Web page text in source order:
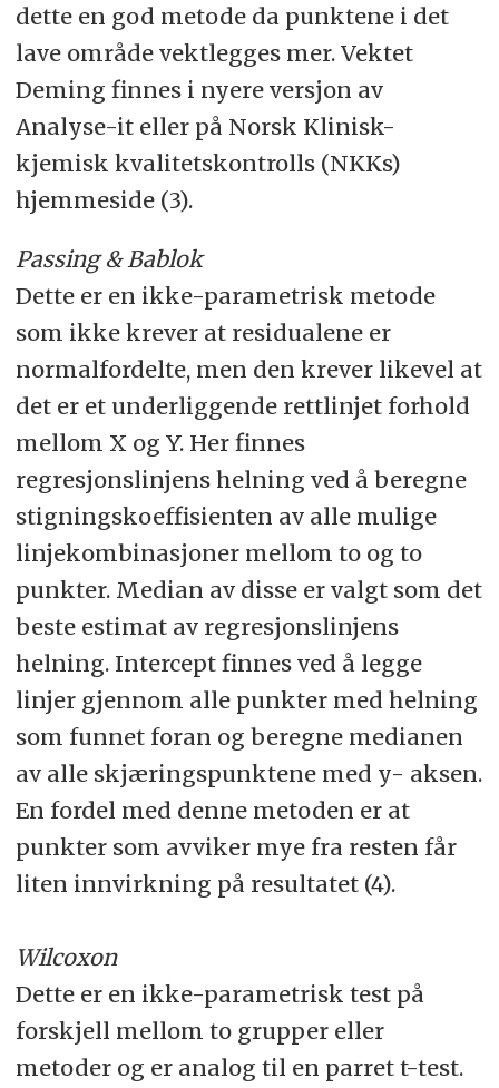
dette en god metode da punktene i det
lave område vektlegges mer. Vektet
Deming finnes i nyere versjon av
Analyse-it eller på Norsk Klinisk-
kjemisk kvalitetskontrolls (NKKs)
hjemmeside (3).
Passing & Bablok
Dette er en ikke-parametrisk metode
som ikke krever at residualene er
normalfordelte, men den krever likevel at
det er et underliggende rettlinjet forhold
mellom X og Y. Her finnes
regresjonslinjens helning ved å beregne
stigningskoeffisienten av alle mulige
linjekombinasjoner mellom to og to
punkter. Median av disse er valgt som det
beste estimat av regresjonslinjens
helning. Intercept finnes ved å legge
linjer gjennom alle punkter med helning
som funnet foran og beregne medianen
av alle skjæringspunktene med y- aksen.
En fordel med denne metoden er at
punkter som avviker mye fra resten får
liten innvirkning på resultatet (4).
Wilcoxon
Dette er en ikke-parametrisk test på
forskjell mellom to grupper eller
metoder og er analog til en parret t-test.